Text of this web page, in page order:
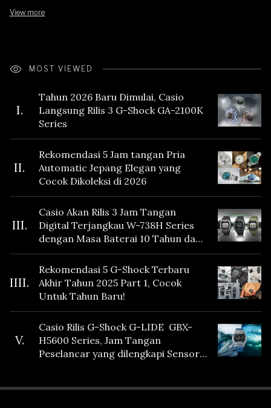
View more
MOST VIEWED
I.
Tahun 2026 Baru Dimulai, Casio
Langsung Rilis 3 G-Shock GA-2100K
Series
II.
Rekomendasi 5 Jam tangan Pria
Automatic Jepang Elegan yang
Cocok Dikoleksi di 2026
III.
Casio Akan Rilis 3 Jam Tangan
Digital Terjangkau W-738H Series
dengan Masa Baterai 10 Tahun dan
Fitur Vibration
IIII.
Rekomendasi 5 G-Shock Terbaru
Akhir Tahun 2025 Part 1, Cocok
Untuk Tahun Baru!
V.
Casio Rilis G-Shock G-LIDE GBX-
H5600 Series, Jam Tangan
Peselancar yang dilengkapi Sensor